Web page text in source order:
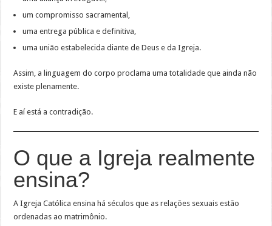
um compromisso sacramental,
uma entrega pública e definitiva,
uma união estabelecida diante de Deus e da Igreja.
Assim, a linguagem do corpo proclama uma totalidade que ainda não
existe plenamente.
E aí está a contradição.
O que a Igreja realmente
ensina?
A Igreja Católica ensina há séculos que as relações sexuais estão
ordenadas ao matrimônio.